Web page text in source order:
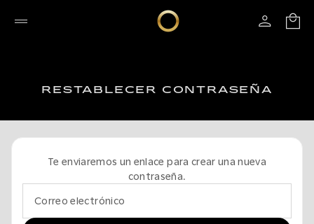
RESTABLECER CONTRASEÑA
Te enviaremos un enlace para crear una nueva
contraseña.
Correo electrónico